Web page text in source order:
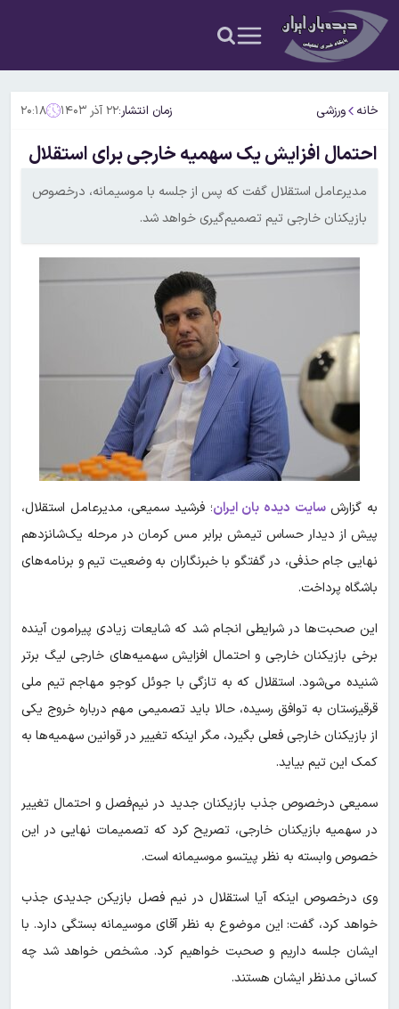
خانه ورزشی زمان انتشار:۲۲ آذر ۱۴۰۳ ۲۰:۱۸
احتمال افزایش یک سهمیه خارجی برای استقلال
مدیرعامل استقلال گفت که پس از جلسه با موسیمانه، درخصوص
بازیکنان خارجی تیم تصمیم‌گیری خواهد شد.
به گزارشسایت دیده بان ایران؛ فرشید سمیعی، مدیرعامل استقلال،
پیش از دیدار حساس تیمش برابر مس کرمان در مرحله یک‌شانزدهم
نهایی جام حذفی، در گفتگو با خبرنگاران به وضعیت تیم و برنامه‌های
باشگاه پرداخت.
این صحبت‌ها در شرایطی انجام شد که شایعات زیادی پیرامون آینده
برخی بازیکنان خارجی و احتمال افزایش سهمیه‌های خارجی لیگ برتر
شنیده می‌شود. استقلال که به تازگی با جوئل کوجو مهاجم تیم ملی
قرقیزستان به توافق رسیده، حالا باید تصمیمی مهم درباره خروج یکی
از بازیکنان خارجی فعلی بگیرد، مگر اینکه تغییر در قوانین سهمیه‌ها به
کمک این تیم بیاید.
سمیعی درخصوص جذب بازیکنان جدید در نیم‌فصل و احتمال تغییر
در سهمیه بازیکنان خارجی، تصریح کرد که تصمیمات نهایی در این
خصوص وابسته به نظر پیتسو موسیمانه است.
وی درخصوص اینکه آیا استقلال در نیم فصل بازیکن جدیدی جذب
خواهد کرد، گفت: این موضوع به نظر آقای موسیمانه بستگی دارد. با
ایشان جلسه داریم و صحبت خواهیم کرد. مشخص خواهد شد چه
کسانی مدنظر ایشان هستند.